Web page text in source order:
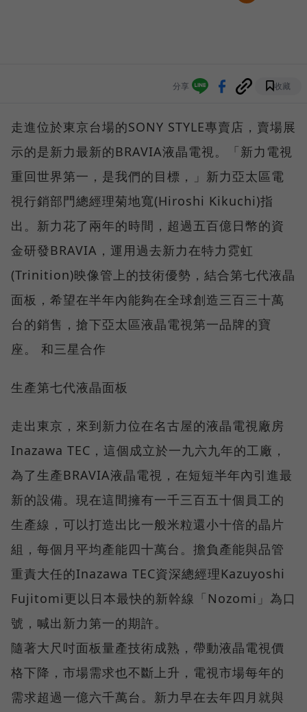
分享 收藏
走進位於東京台場的SONY STYLE專賣店，賣場展
示的是新力最新的BRAVIA液晶電視。「新力電視
重回世界第一，是我們的目標，」新力亞太區電
視行銷部門總經理菊地寬(Hiroshi Kikuchi)指
出。新力花了兩年的時間，超過五百億日幣的資
金研發BRAVIA，運用過去新力在特力霓虹
(Trinition)映像管上的技術優勢，結合第七代液晶
面板，希望在半年內能夠在全球創造三百三十萬
台的銷售，搶下亞太區液晶電視第一品牌的寶
座。 和三星合作
生產第七代液晶面板
走出東京，來到新力位在名古屋的液晶電視廠房
Inazawa TEC，這個成立於一九六九年的工廠，
為了生產BRAVIA液晶電視，在短短半年內引進最
新的設備。現在這間擁有一千三百五十個員工的
生產線，可以打造出比一般米粒還小十倍的晶片
組，每個月平均產能四十萬台。擔負產能與品管
重責大任的Inazawa TEC資深總經理Kazuyoshi
Fujitomi更以日本最快的新幹線「Nozomi」為口
號，喊出新力第一的期許。
隨著大尺吋面板量產技術成熟，帶動液晶電視價
格下降，市場需求也不斷上升，電視市場每年的
需求超過一億六千萬台。新力早在去年四月就與